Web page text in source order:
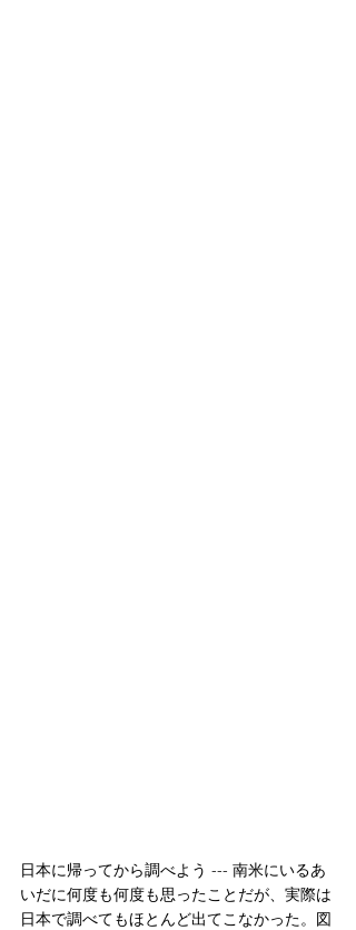
日本に帰ってから調べよう --- 南米にいるあ
いだに何度も何度も思ったことだが、実際は
日本で調べてもほとんど出てこなかった。図